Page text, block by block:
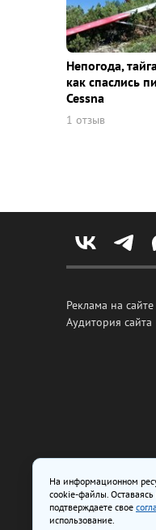
Непогода,
как спаслись
Cessna
1 отзыв
Реклама на сайте
Аудитория сайта
Все рекламные
изготовлена и
На сайте
от 29 октября
На информационном
cookie-файлы. Оставаясь
подтверждаете свое
использование.